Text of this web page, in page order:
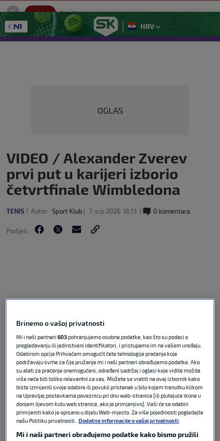
SportKlub
Sport portal
GET - On the Google Play
HRV
OGLAS
VIDEO / Alexander Zverev
prvi put u karijeri izborio
četvrtfinale Wimbledona
TENIS Autor: Sport Klub 7. srp 2026 18:13 0 komentara
Podijeli :
Meč četvrtfinala Wimbledona između Alexandera
Zvereva i Jirija Lehečke krenuo je u ponedjeljak
navečer, no zbog policijskog sata (23:00h)
prekinut je pri rezultatu od 2-0 u setovima za
Nijemca i 3:3 u gemovima. Iako je treći set pripao
Lehečki, Zverev je uspio na kraju slaviti s 3-1 u
setovima i izboriti svoje prvo četvrtfinale u All
England Clubu.
Brinemo o vašoj privatnosti
Mi i naši partneri603pohranjujemo osobne podatke, kao što su podaci o
pregledavanju ili jedinstveni identifikatori, i pristupamo im na vašem uređaju.
Odabirom opcije Prihvaćam omogućit ćete tehnologije praćenja koje
podržavaju svrhe za čije pružanje mi i naši partneri obrađujemo podatke. Ako
su alati za praćenje onemogućeni, određeni sadržaj i oglasi koje vidite možda
više neće biti toliko relevantni za vas. Možete se vratiti na ovaj izbornik kako
biste izmijenili svoje odabire ili povukli pristanak u bilo kojem trenutku klikom
na Upravljaj postavkama poveznicu pri dnu web-stranice [ili plutajuće ikone u
donjem lijevom kutu web stranice, ako je primjenjivo]. Vaši će se odabiri
primijeniti kako je opisano u dijelu Web-mjesto. Za više pojedinosti pogledajte
našu Politiku privatnosti.
Dodatne informacije o vašoj privatnosti
Mi i naši partneri obrađujemo podatke kako bismo pružili